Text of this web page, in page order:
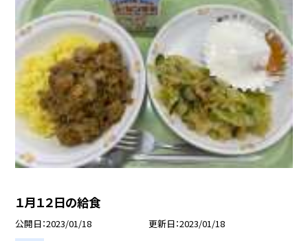
１月１２日の給食
公開日 2023/01/18 更新日 2023/01/18